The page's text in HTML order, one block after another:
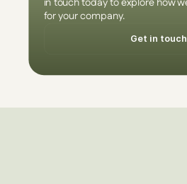
for your company.
Get in touch